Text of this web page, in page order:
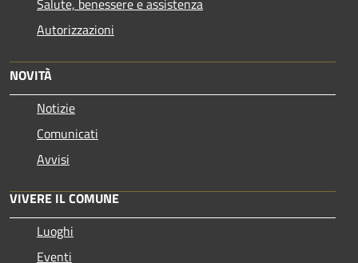
Autorizzazioni
NOVITÀ
Notizie
Comunicati
Avvisi
VIVERE IL COMUNE
Luoghi
Eventi